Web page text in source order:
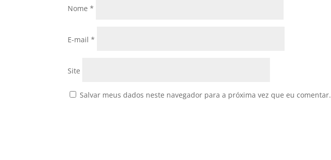
Nome*
E-mail*
Site
Salvar meus dados neste navegador para a próxima vez que eu comentar.